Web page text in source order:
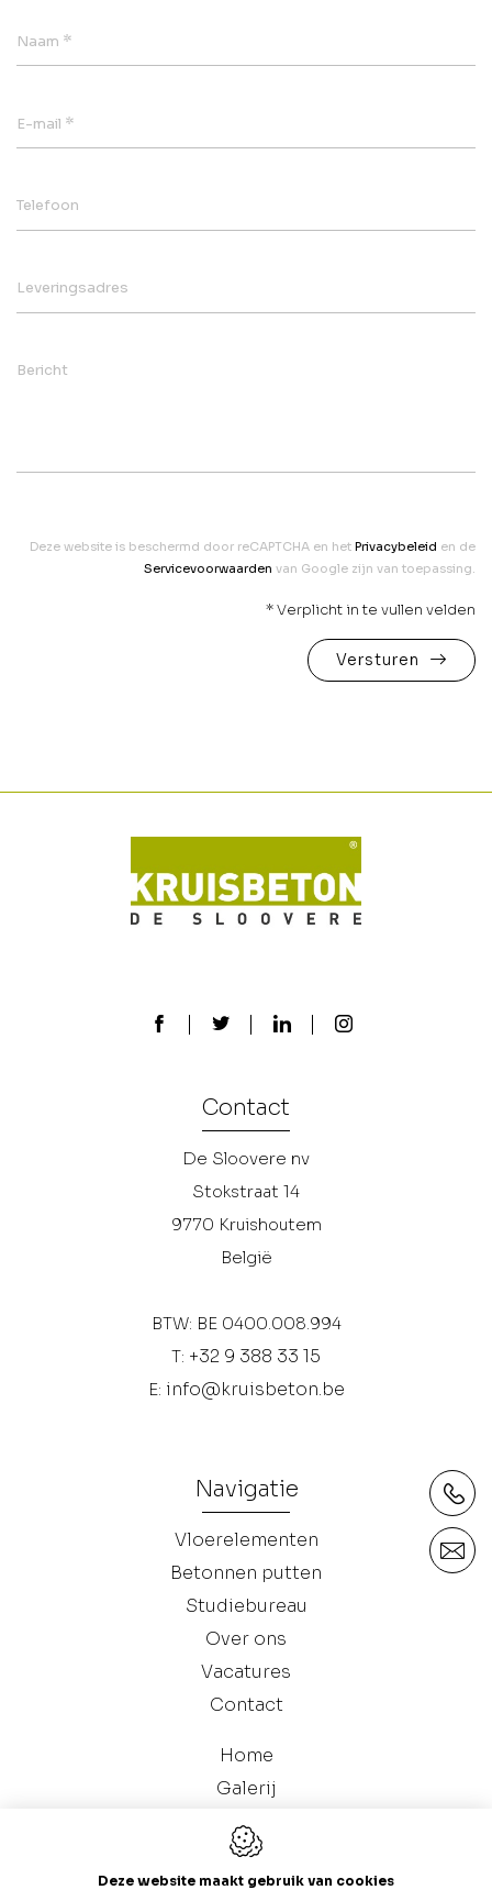
Naam *
E-mail *
Telefoon
Leveringsadres
Bericht
Deze website is beschermd door reCAPTCHA en het Privacybeleid en de
Servicevoorwaarden van Google zijn van toepassing.
* Verplicht in te vullen velden
Versturen
Contact
De Sloovere nv
Stokstraat 14
9770 Kruishoutem
België
BTW: BE 0400.008.994
T: +32 9 388 33 15
E: info@kruisbeton.be
Navigatie
Vloerelementen
Betonnen putten
Studiebureau
Over ons
Vacatures
Contact
Home
Galerij
Catalogus (Betonnen Putten)
Deze website maakt gebruik van cookies